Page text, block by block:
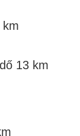
km
13 km